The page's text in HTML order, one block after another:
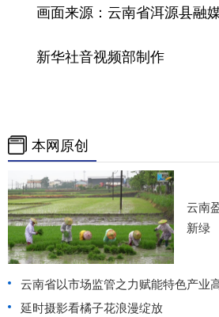
画面来源：云南省洱源县融
新华社音视频部制作
本网原创
云南
新绿
云南省以市场监管之力赋能特色产业
延时摄影看橘子花浪漫绽放